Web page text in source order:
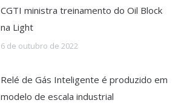
CGTI ministra treinamento do Oil Block
na Light
6 de outubro de 2022
Relé de Gás Inteligente é produzido em
modelo de escala industrial